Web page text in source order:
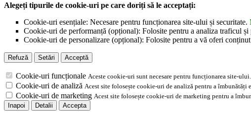
Alegeți tipurile de cookie-uri pe care doriți să le acceptați:
Cookie-uri esențiale: Necesare pentru funcționarea site-ului și securitate.
Cookie-uri de performanță (opțional): Folosite pentru a analiza traficul
Cookie-uri de personalizare (opțional): Folosite pentru a vă oferi
Refuză Setări Acceptă
Cookie-uri funcționale Aceste cookie-uri sunt necesare pentru funcționarea site-ului.
Cookie-uri de analiză Acest site folosește cookie-uri de analiză pentru a îmbunătăți
Cookie-uri de marketing Acest site folosește cookie-uri de marketing pentru a
Inapoi
Detalii Accepta